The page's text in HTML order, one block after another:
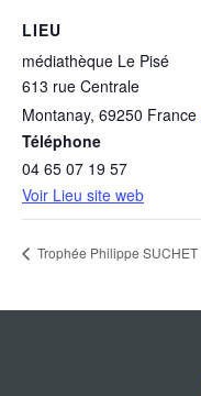
LIEU
médiathèque Le Pisé
613 rue Centrale
Montanay, 69250 France
Téléphone
04 65 07 19 57
Voir Lieu site web
Trophée Philippe SUCHET